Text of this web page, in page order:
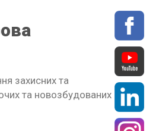
захисних та
та новозбудованих